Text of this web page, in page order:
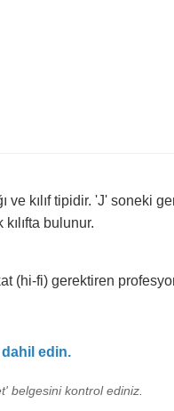
kılıf tipidir. 'J' soneki
bulunur.
(hi-fi) gerektiren
edin.
belgesini kontrol ediniz.